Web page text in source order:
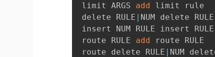
limit ARGS add limit rule
delete RULE | NUM delete RULE
insert NUM RULE insert RULE
route RULE add route RULE
route delete RULE | NUM